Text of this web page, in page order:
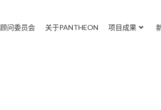
顾问委员会 关于PANTHEON 项目成果